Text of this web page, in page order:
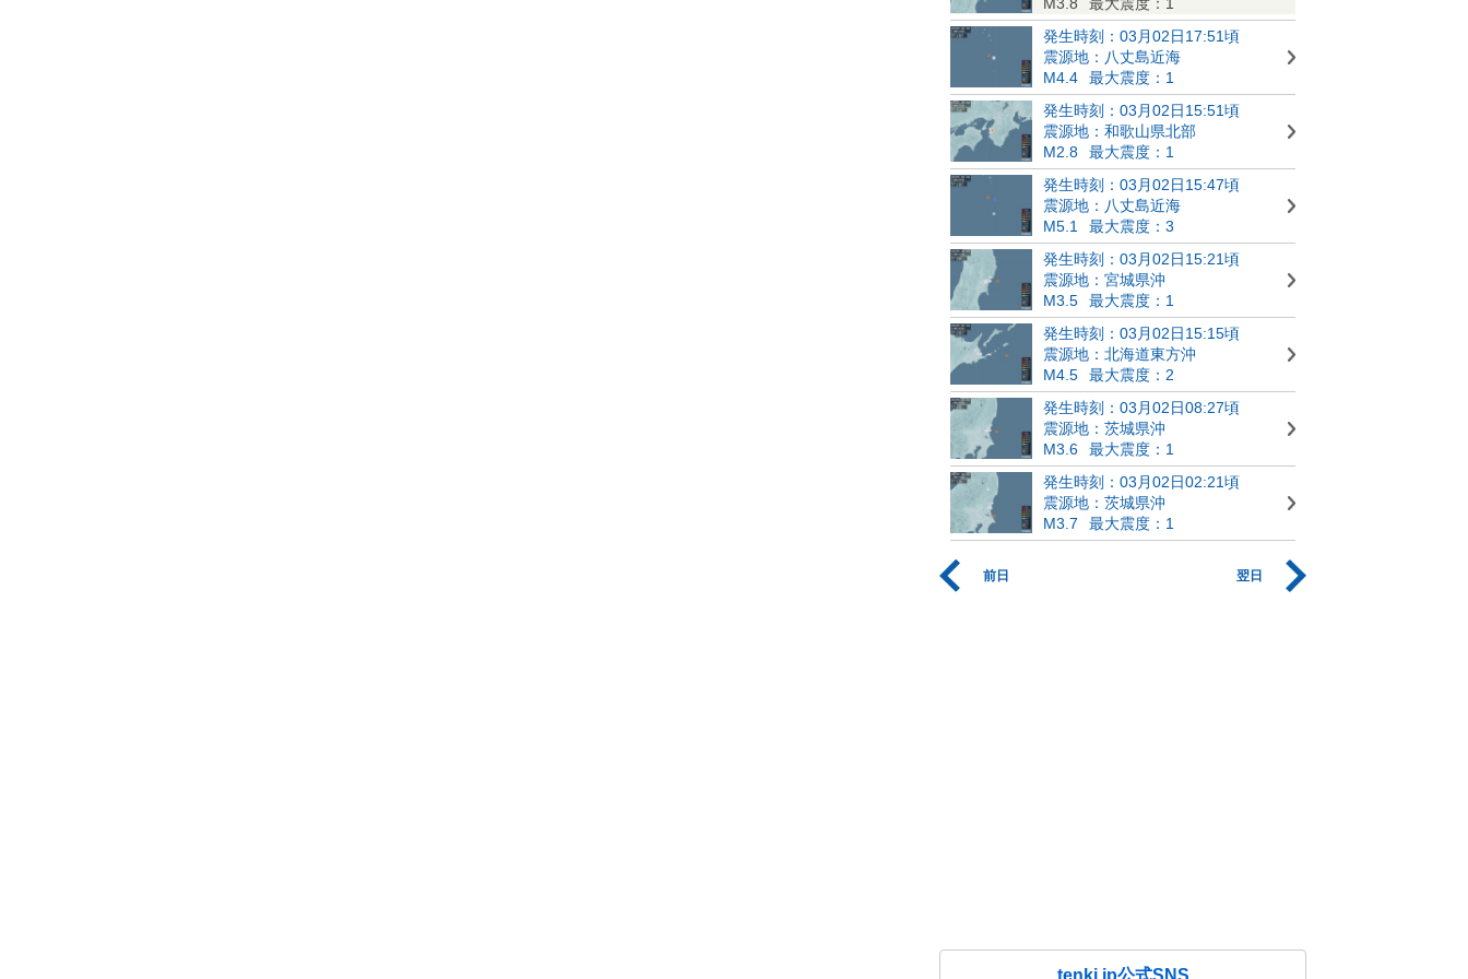
発生時刻：03月02日17:51頃
震源地：八丈島近海
M4.4
最大震度：1
発生時刻：03月02日15:51頃
震源地：和歌山県北部
M2.8
最大震度：1
発生時刻：03月02日15:47頃
震源地：八丈島近海
M5.1
最大震度：3
発生時刻：03月02日15:21頃
震源地：宮城県沖
M3.5
最大震度：1
発生時刻：03月02日15:15頃
震源地：北海道東方沖
M4.5
最大震度：2
発生時刻：03月02日08:27頃
震源地：茨城県沖
M3.6
最大震度：1
発生時刻：03月02日02:21頃
震源地：茨城県沖
M3.7
最大震度：1
前日 翌日
tenki.jp公式SNS